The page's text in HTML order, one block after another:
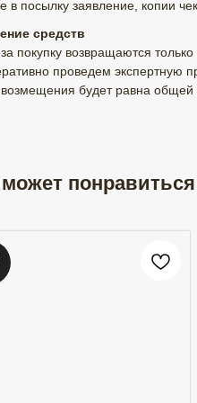
в посылку заявление, копии
средств
покупку возвращаются
проведем экспертную
будет равна общей
понравиться